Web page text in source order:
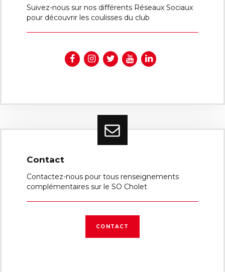
Suivez-nous sur nos différents Réseaux Sociaux
pour découvrir les coulisses du club
Contact
Contactez-nous pour tous renseignements
complémentaires sur le SO Cholet
CONTACT